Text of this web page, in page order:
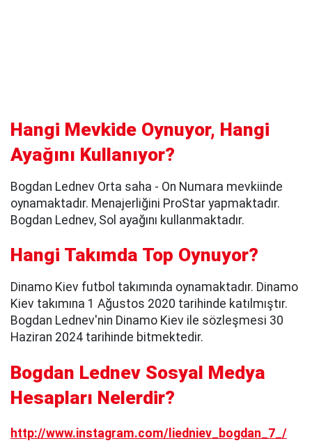
Hangi Mevkide Oynuyor, Hangi
Ayağını Kullanıyor?
Bogdan Lednev Orta saha - On Numara mevkiinde
oynamaktadır. Menajerliğini ProStar yapmaktadır.
Bogdan Lednev, Sol ayağını kullanmaktadır.
Hangi Takımda Top Oynuyor?
Dinamo Kiev futbol takımında oynamaktadır. Dinamo
Kiev takımına 1 Ağustos 2020 tarihinde katılmıştır.
Bogdan Lednev'nin Dinamo Kiev ile sözleşmesi 30
Haziran 2024 tarihinde bitmektedir.
Bogdan Lednev Sosyal Medya
Hesapları Nelerdir?
http://www.instagram.com/liedniev_bogdan_7_/